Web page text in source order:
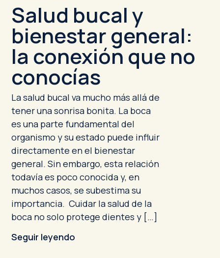
Salud bucal y
bienestar general:
la conexión que no
conocías
La salud bucal va mucho más allá de
tener una sonrisa bonita. La boca
es una parte fundamental del
organismo y su estado puede influir
directamente en el bienestar
general. Sin embargo, esta relación
todavía es poco conocida y, en
muchos casos, se subestima su
importancia. Cuidar la salud de la
boca no solo protege dientes y […]
Seguir leyendo